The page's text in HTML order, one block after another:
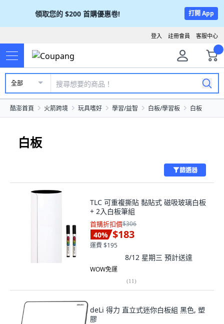
領取您的 $200 首購優惠卷! 打開 App
客服中心
註冊會員
登入
全部
酷澎首頁 火箭跨境 玩具嗜好 學習/益智 白板/學習板 白板
白板
篩選器
TLC 可重複撕貼 黏貼式 磁吸玻璃白板
+ 2入白板筆組
首購折扣價$306
40% $183
運費 $195
8/12 星期三 預計送達
WOW免運
(11)
deLi 得力 直立式迷你白板組 黑色, 塑
膠